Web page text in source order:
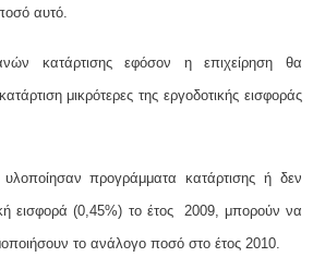
αυτό.
κατάρτισης εφόσον η επιχείρηση θα
μικρότερες της εργοδοτικής εισφοράς
προγράμματα κατάρτισης ή δεν
εισφορά (0,45%) το έτος 2009, μπορούν να
το ανάλογο ποσό στο έτος 2010.